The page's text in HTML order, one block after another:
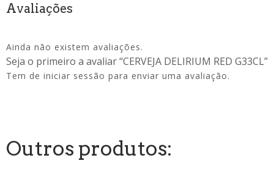
Avaliações
Ainda não existem avaliações.
Seja o primeiro a avaliar “CERVEJA DELIRIUM RED G33CL”
Tem de iniciar sessão para enviar uma avaliação.
Outros produtos: